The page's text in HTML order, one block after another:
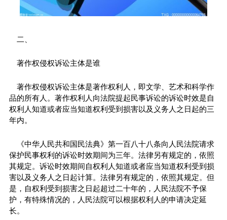
二、
著作权侵权诉讼主体是谁
著作权侵权诉讼主体是著作权利人，即文学、艺术和科学作
品的所有人。著作权利人向法院提起民事诉讼的诉讼时效是自
权利人知道或者应当知道权利受到损害以及义务人之日起的三
年内。
《中华人民共和国民法典》第一百八十八条向人民法院请求
保护民事权利的诉讼时效期间为三年。法律另有规定的，依照
其规定。诉讼时效期间自权利人知道或者应当知道权利受到损
害以及义务人之日起计算。法律另有规定的，依照其规定。但
是，自权利受到损害之日起超过二十年的，人民法院不予保
护，有特殊情况的，人民法院可以根据权利人的申请决定延
长。